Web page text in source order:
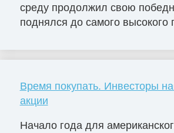
среду продолжил свою
поднялся до самого высокого
Время покупать. Инвесторы
акции
Начало года для